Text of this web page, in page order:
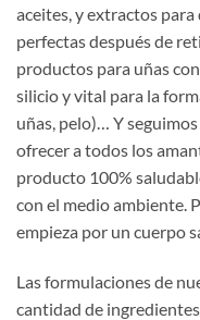
aceites, y extractos para
perfectas después de
productos para uñas
silicio y vital para la
uñas, pelo)… Y
ofrecer a todos los
producto 100%
con el medio ambiente.
empieza por un cuerpo
Las formulaciones de
cantidad de